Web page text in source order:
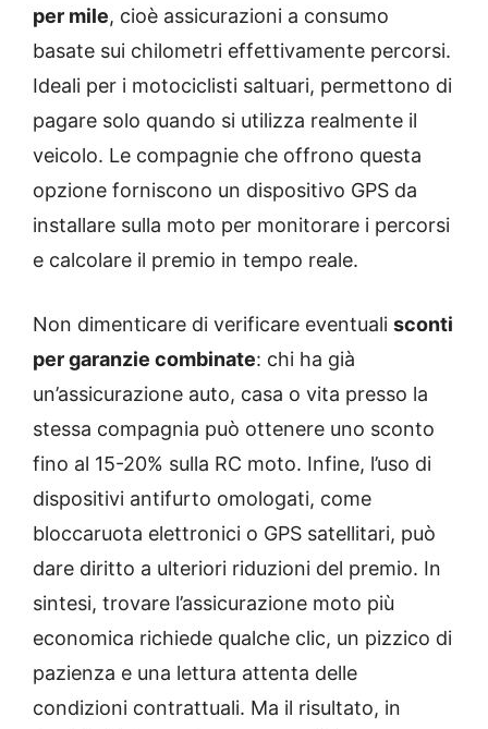
per mile, cioè assicurazioni a consumo
basate sui chilometri effettivamente percorsi.
Ideali per i motociclisti saltuari, permettono di
pagare solo quando si utilizza realmente il
veicolo. Le compagnie che offrono questa
opzione forniscono un dispositivo GPS da
installare sulla moto per monitorare i percorsi
e calcolare il premio in tempo reale.
Non dimenticare di verificare eventuali sconti
per garanzie combinate: chi ha già
un’assicurazione auto, casa o vita presso la
stessa compagnia può ottenere uno sconto
fino al 15-20% sulla RC moto. Infine, l’uso di
dispositivi antifurto omologati, come
bloccaruota elettronici o GPS satellitari, può
dare diritto a ulteriori riduzioni del premio. In
sintesi, trovare l’assicurazione moto più
economica richiede qualche clic, un pizzico di
pazienza e una lettura attenta delle
condizioni contrattuali. Ma il risultato, in